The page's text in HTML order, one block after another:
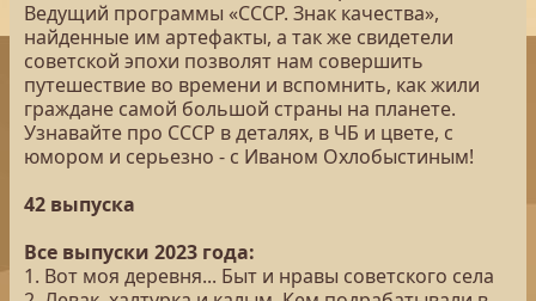
Ведущий программы «СССР. Знак качества»,
найденные им артефакты, а так же свидетели
советской эпохи позволят нам совершить
путешествие во времени и вспомнить, как жили
граждане самой большой страны на планете.
Узнавайте про СССР в деталях, в ЧБ и цвете, с
юмором и серьезно - с Иваном Охлобыстиным!
42 выпуска
Все выпуски 2023 года:
1. Вот моя деревня... Быт и нравы советского села